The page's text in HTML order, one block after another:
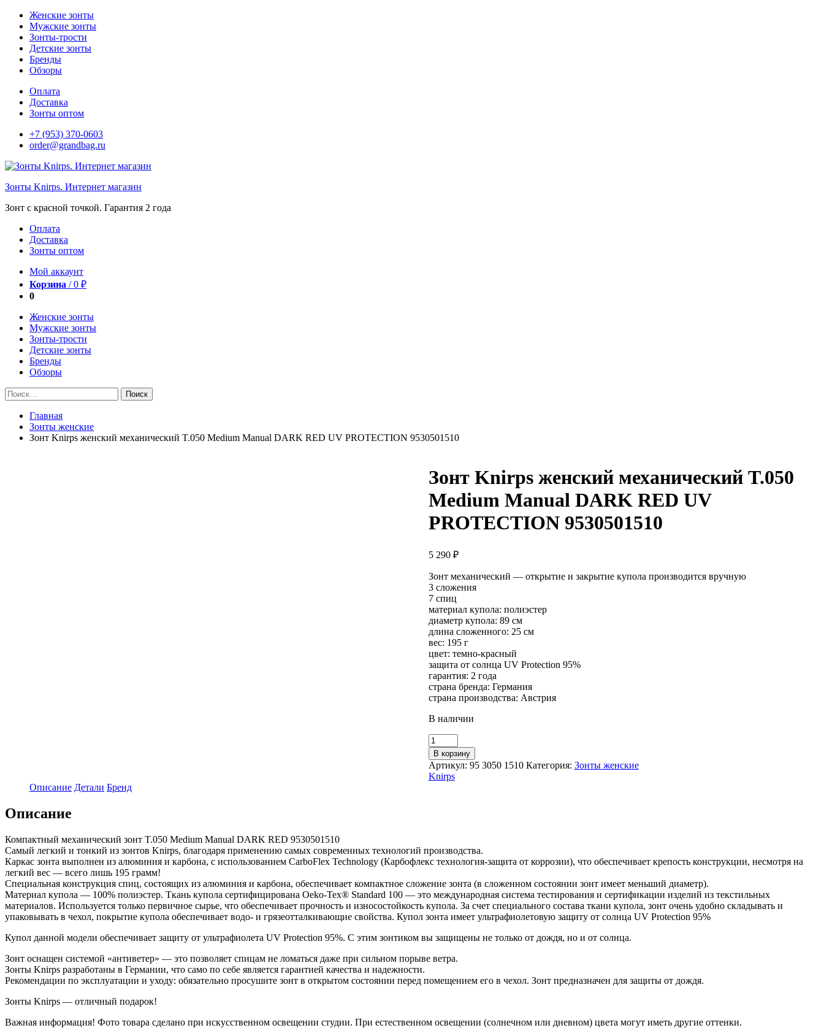
Перейти
содержимому
Женские зонты
Мужские зонты
Зонты-трости
Детские зонты
Бренды
Обзоры
Оплата
Доставка
Зонты оптом
+7 (953) 370-0603
order@grandbag.ru
Зонты Knirps. Интернет магазин
Зoнт с красной точкой. Гарантия 2 года
Оплата
Доставка
Зонты оптом
Мой аккаунт
Корзина /0 ₽
0
Женские зонты
Мужские зонты
Зонты-трости
Детские зонты
Бренды
Обзоры
Найти:
Главная
Зонты женские
Зонт Knirps женский механический T.050 Medium Manual DARK RED UV PROTECTION 9530501510
Зонт Knirps женский механический T.050
Medium Manual DARK RED UV
PROTECTION 9530501510
5 290 ₽
Зонт механический — открытие и закрытие купола производится вручную
3 сложения
7 спиц
материал купола: полиэстер
диаметр купола: 89 см
длина сложенного: 25 см
вес: 195 г
цвет: темно-красный
защита от солнца UV Protection 95%
гарантия: 2 года
страна бренда: Германия
страна производства: Австрия
В наличии
Количество
товара
Зонт
Knirps
женский
RED
UV
9530501510
В корзину
Артикул: 95 3050 1510 Категория: Зонты женские
Knirps
Описание Детали Бренд
Описание
Компактный механический зонт T.050 Medium Manual DARK RED 9530501510
Самый легкий и тонкий из зонтов Knirps, благодаря применению самых современных технологий производства.
Каркас зонта выполнен из алюминия и карбона, с использованием CarboFlex Technology (Карбофлекс технология-защита от коррозии), что обеспечивает крепость конструкции, несмотря на
легкий вес — всего лишь 195 грамм!
Специальная конструкция спиц, состоящих из алюминия и карбона, обеспечивает компактное сложение зонта (в сложенном состоянии зонт имеет меньший диаметр).
Материал купола — 100% полиэстер. Ткань купола сертифицирована Oeko-Tex® Standard 100 — это международная система тестирования и сертификации изделий из текстильных
материалов. Используется только первичное сырье, что обеспечивает прочность и износостойкость купола. За счет специального состава ткани купола, зонт очень удобно складывать и
упаковывать в чехол, покрытие купола обеспечивает водо- и грязеотталкивающие свойства. Купол зонта имеет ультрафиолетовую защиту от солнца UV Protection 95%
Купол данной модели обеспечивает защиту от ультрафиолета UV Protection 95%. С этим зонтиком вы защищены не только от дождя, но и от солнца.
Зонт оснащен системой «антиветер» — это позволяет спицам не ломаться даже при сильном порыве ветра.
Зонты Knirps разработаны в Германии, что само по себе является гарантией качества и надежности.
Рекомендации по эксплуатации и уходу: обязательно просушите зонт в открытом состоянии перед помещением его в чехол. Зонт предназначен для защиты от дождя.
Зонты Knirps — отличный подарок!
Важная информация! Фото товара сделано при искусственном освещении студии. При естественном освещении (солнечном или дневном) цвета могут иметь другие оттенки.